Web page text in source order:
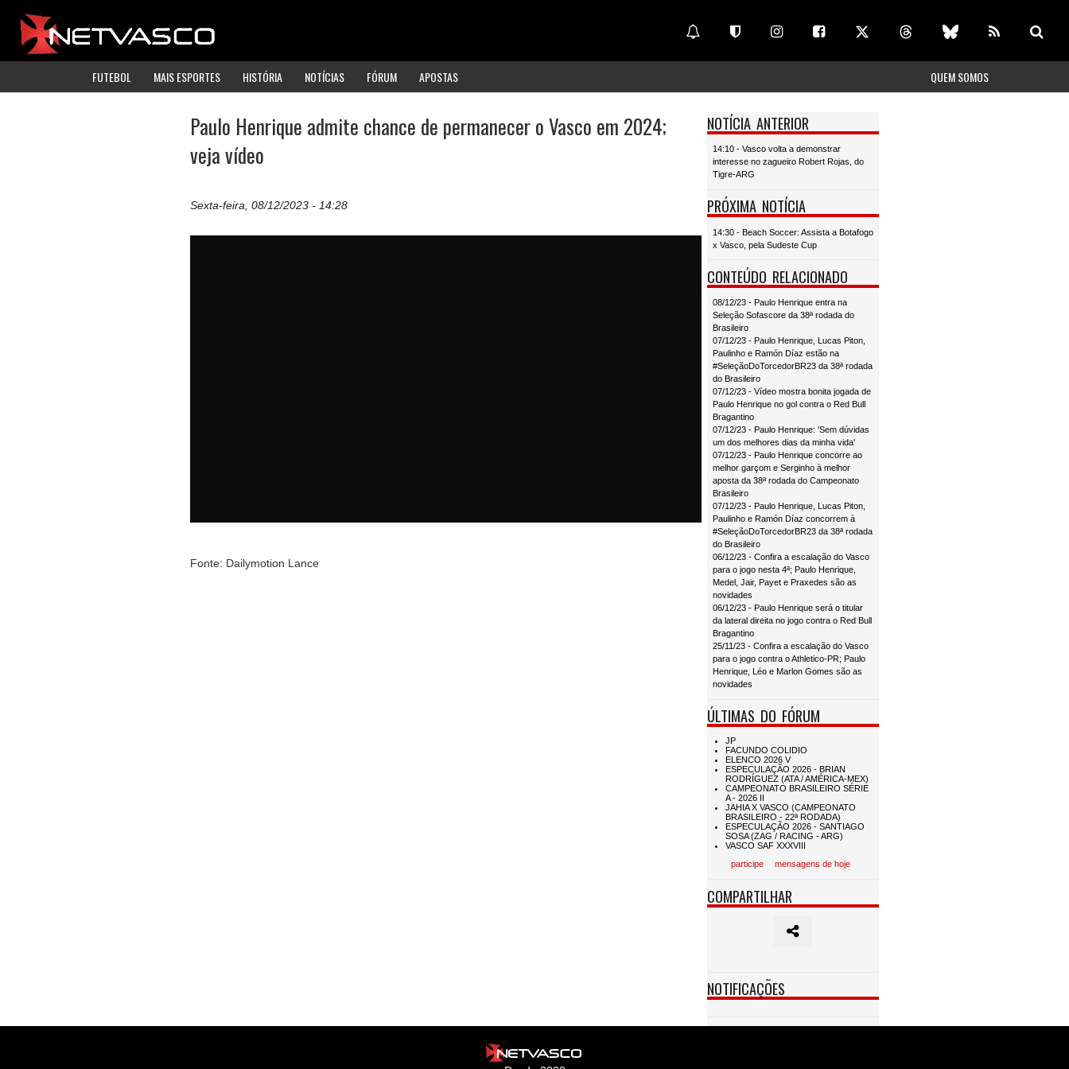
FUTEBOL MAIS ESPORTES HISTÓRIA NOTÍCIAS FÓRUM APOSTAS QUEM SOMOS
Paulo Henrique admite chance de permanecer o Vasco em 2024;
veja vídeo
Sexta-feira, 08/12/2023 - 14:28
Fonte: Dailymotion Lance
NOTÍCIA ANTERIOR
14:10 - Vasco volta a demonstrar
interesse no zagueiro Robert Rojas, do
Tigre-ARG
PRÓXIMA NOTÍCIA
14:30 - Beach Soccer: Assista a Botafogo
x Vasco, pela Sudeste Cup
CONTEÚDO RELACIONADO
08/12/23 - Paulo Henrique entra na
Seleção Sofascore da 38ª rodada do
Brasileiro
07/12/23 - Paulo Henrique, Lucas Piton,
Paulinho e Ramón Díaz estão na
#SeleçãoDoTorcedorBR23 da 38ª rodada
do Brasileiro
07/12/23 - Vídeo mostra bonita jogada de
Paulo Henrique no gol contra o Red Bull
Bragantino
07/12/23 - Paulo Henrique: 'Sem dúvidas
um dos melhores dias da minha vida'
07/12/23 - Paulo Henrique concorre ao
melhor garçom e Serginho à melhor
aposta da 38ª rodada do Campeonato
Brasileiro
07/12/23 - Paulo Henrique, Lucas Piton,
Paulinho e Ramón Díaz concorrem à
#SeleçãoDoTorcedorBR23 da 38ª rodada
do Brasileiro
06/12/23 - Confira a escalação do Vasco
para o jogo nesta 4ª; Paulo Henrique,
Medel, Jair, Payet e Praxedes são as
novidades
06/12/23 - Paulo Henrique será o titular
da lateral direita no jogo contra o Red Bull
Bragantino
25/11/23 - Confira a escalação do Vasco
para o jogo contra o Athletico-PR; Paulo
Henrique, Léo e Marlon Gomes são as
novidades
ÚLTIMAS DO FÓRUM
participe mensagens de hoje
COMPARTILHAR
NOTIFICAÇÕES